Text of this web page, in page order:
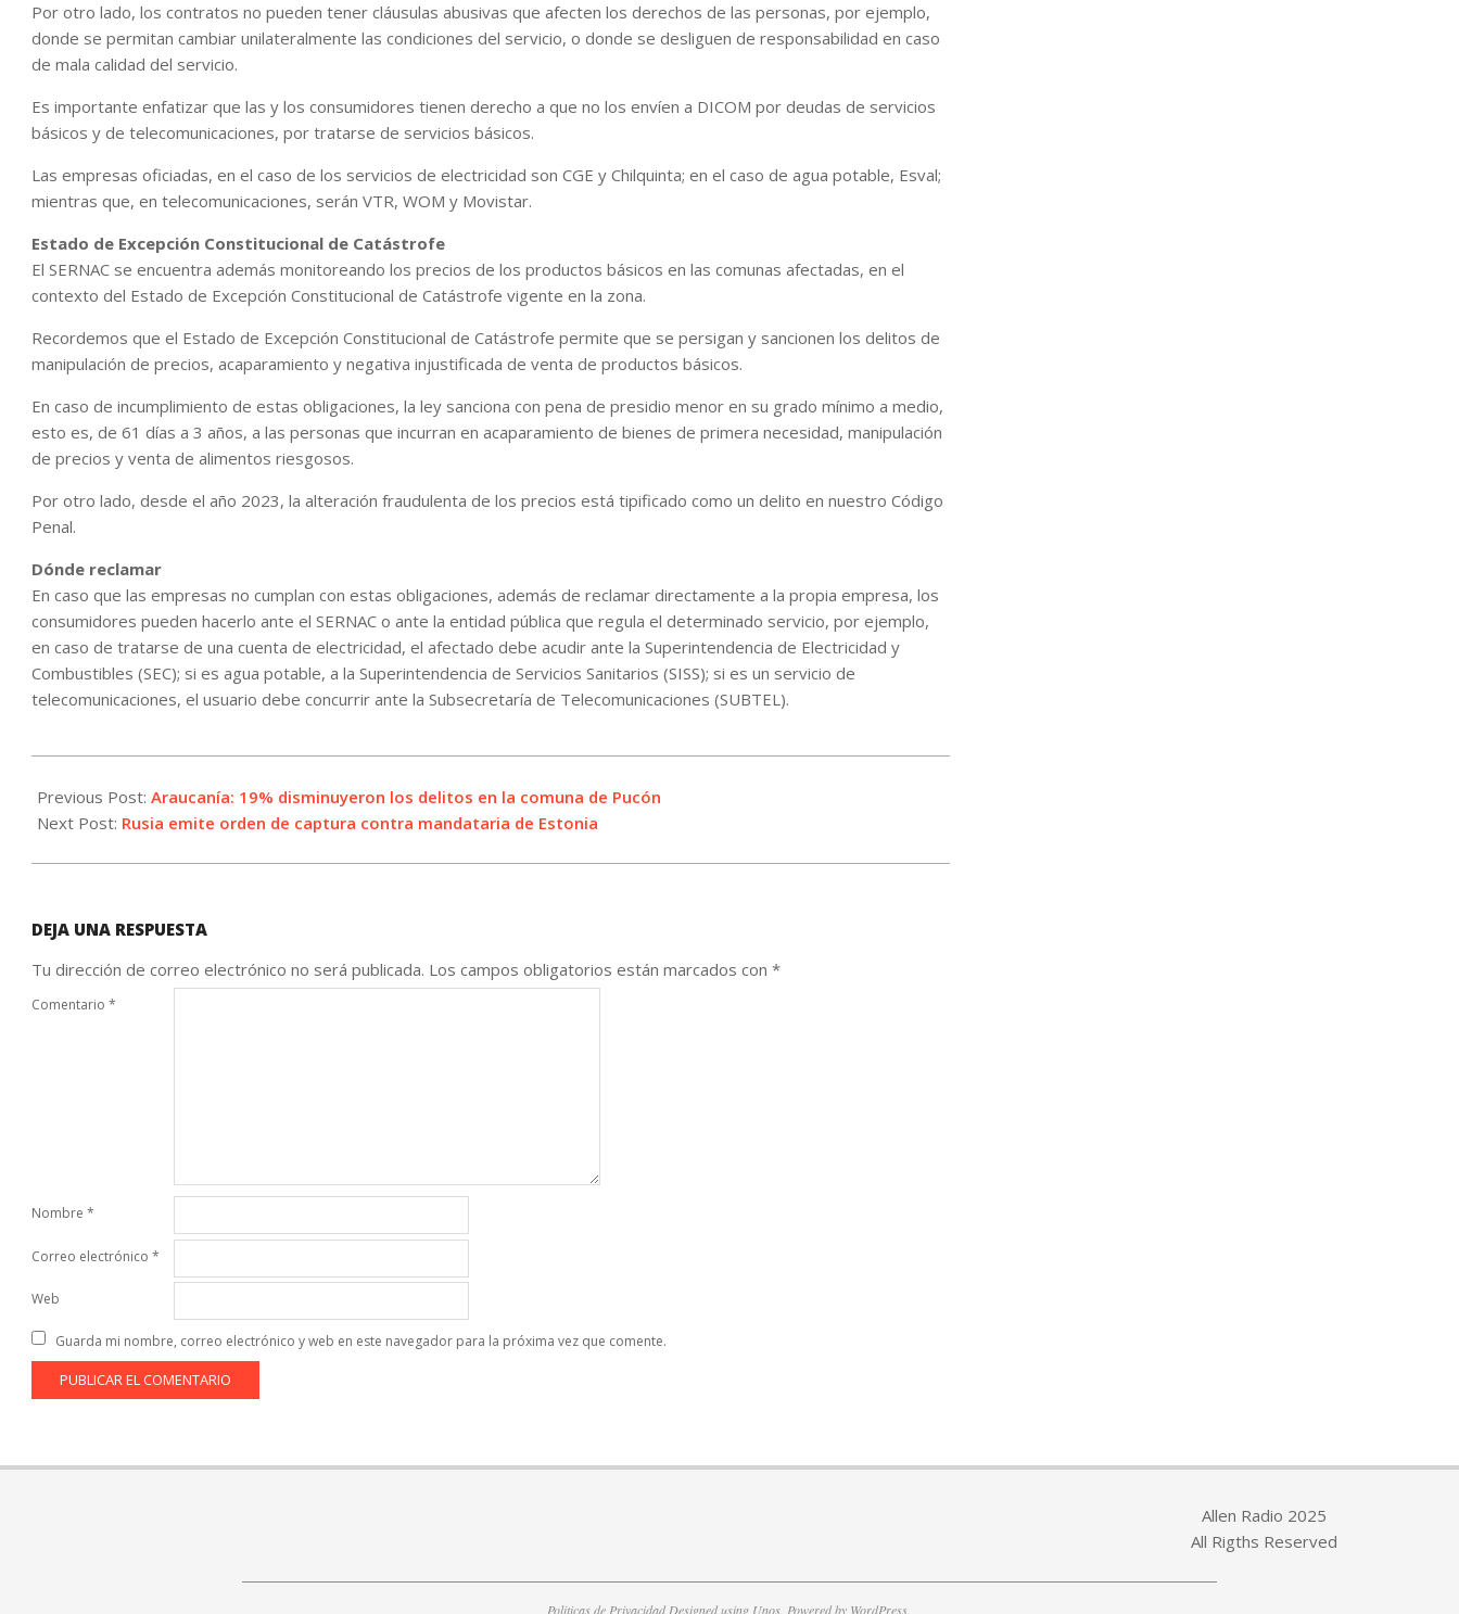
Por otro lado, los contratos no pueden tener cláusulas abusivas que afecten los derechos de las personas, por ejemplo,
donde se permitan cambiar unilateralmente las condiciones del servicio, o donde se desliguen de responsabilidad en caso
de mala calidad del servicio.
Es importante enfatizar que las y los consumidores tienen derecho a que no los envíen a DICOM por deudas de servicios
básicos y de telecomunicaciones, por tratarse de servicios básicos.
Las empresas oficiadas, en el caso de los servicios de electricidad son CGE y Chilquinta; en el caso de agua potable, Esval;
mientras que, en telecomunicaciones, serán VTR, WOM y Movistar.
Estado de Excepción Constitucional de Catástrofe
El SERNAC se encuentra además monitoreando los precios de los productos básicos en las comunas afectadas, en el
contexto del Estado de Excepción Constitucional de Catástrofe vigente en la zona.
Recordemos que el Estado de Excepción Constitucional de Catástrofe permite que se persigan y sancionen los delitos de
manipulación de precios, acaparamiento y negativa injustificada de venta de productos básicos.
En caso de incumplimiento de estas obligaciones, la ley sanciona con pena de presidio menor en su grado mínimo a medio,
esto es, de 61 días a 3 años, a las personas que incurran en acaparamiento de bienes de primera necesidad, manipulación
de precios y venta de alimentos riesgosos.
Por otro lado, desde el año 2023, la alteración fraudulenta de los precios está tipificado como un delito en nuestro Código
Penal.
Dónde reclamar
En caso que las empresas no cumplan con estas obligaciones, además de reclamar directamente a la propia empresa, los
consumidores pueden hacerlo ante el SERNAC o ante la entidad pública que regula el determinado servicio, por ejemplo,
en caso de tratarse de una cuenta de electricidad, el afectado debe acudir ante la Superintendencia de Electricidad y
Combustibles (SEC); si es agua potable, a la Superintendencia de Servicios Sanitarios (SISS); si es un servicio de
telecomunicaciones, el usuario debe concurrir ante la Subsecretaría de Telecomunicaciones (SUBTEL).
02-
13
Previous Post: Araucanía: 19% disminuyeron los delitos en la comuna de Pucón
Next Post: Rusia emite orden de captura contra mandataria de Estonia
DEJA UNA RESPUESTA
Tu dirección de correo electrónico no será publicada. Los campos obligatorios están marcados con *
Comentario *
Nombre *
Correo electrónico *
Web
Guarda mi nombre, correo electrónico y web en este navegador para la próxima vez que comente.
Allen Radio 2025
All Rigths Reserved
Politicas de Privacidad Designed using Unos . Powered by WordPress